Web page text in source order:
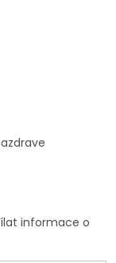
informace o